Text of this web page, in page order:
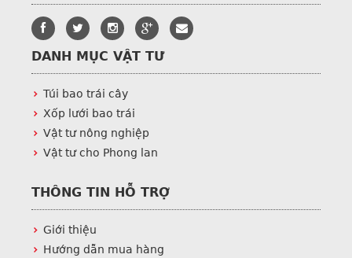
DANH MỤC VẬT TƯ
Túi bao trái cây
Xốp lưới bao trái
Vật tư nông nghiệp
Vật tư cho Phong lan
THÔNG TIN HỖ TRỢ
Giới thiệu
Hướng dẫn mua hàng